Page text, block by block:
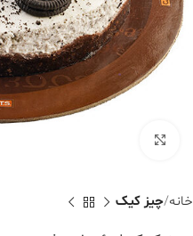
خانه چیز کیک